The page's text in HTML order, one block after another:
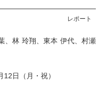
レポート
、林 玲翔、東本 伊代、村瀬
日（月・祝）